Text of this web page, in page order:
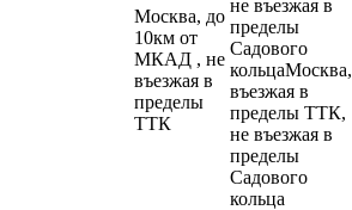
Москва, до
10км от
МКАД , не
въезжая в
пределы
ТТК
не въезжая в
пределы
Садового
кольцаМосква,
въезжая в
пределы ТТК,
не въезжая в
пределы
Садового
кольца